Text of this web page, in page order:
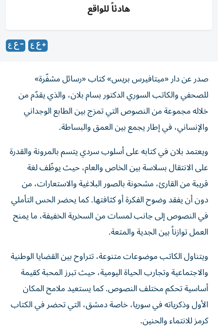
هادئاً للواقع
صدر عن دار «ميتافيرس بريس» كتاب «رسائل مشفّرة»
للصحفي والكاتب السوري الدكتور بسام بلان، والذي يقدّم من
خلاله مجموعة من النصوص التي تمزج بين الطابع الوجداني
والإنساني، في إطار يجمع بين العمق والبساطة.
ويعتمد بلان في كتابه على أسلوب سردي يتسم بالمرونة والقدرة
على الانتقال بسلاسة بين الخاص والعام، حيث يوظّف لغة
قريبة من القارئ، مشحونة بالصور البلاغية والاستعارات، من
دون أن يفقد وضوح الفكرة أو كثافتها. كما يحضر الحس التأملي
في النصوص إلى جانب لمسات من السخرية الخفيفة، ما يمنح
العمل توازناً بين الجدية والمتعة.
ويتناول الكاتب موضوعات متنوعة، تتراوح بين القضايا الوطنية
والاجتماعية وتجارب الحياة اليومية، حيث تبرز المحبة كقيمة
أساسية تحكم مختلف النصوص. كما يستعيد ملامح المكان
الأول وذكرياته في سوريا، خاصة دمشق، التي تحضر في الكتاب
كرمز للانتماء والحنين.